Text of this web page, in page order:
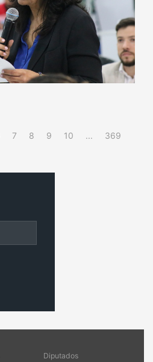
7 8 9 10 ...
369
Diputados